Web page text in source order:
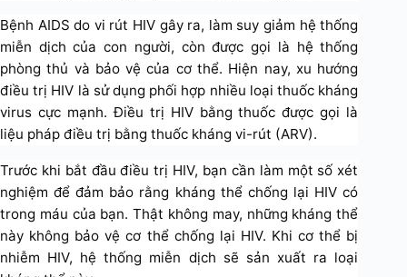
Bệnh AIDS do vi rút HIV gây ra, làm suy giảm hệ thống
miễn dịch của con người, còn được gọi là hệ thống
phòng thủ và bảo vệ của cơ thể. Hiện nay, xu hướng
điều trị HIV là sử dụng phối hợp nhiều loại thuốc kháng
virus cực mạnh. Điều trị HIV bằng thuốc được gọi là
liệu pháp điều trị bằng thuốc kháng vi-rút (ARV).
Trước khi bắt đầu điều trị HIV, bạn cần làm một số xét
nghiệm để đảm bảo rằng kháng thể chống lại HIV có
trong máu của bạn. Thật không may, những kháng thể
này không bảo vệ cơ thể chống lại HIV. Khi cơ thể bị
nhiễm HIV, hệ thống miễn dịch sẽ sản xuất ra loại